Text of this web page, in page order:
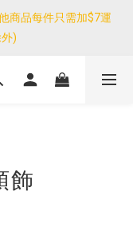
商品每件只需加$7運
)
商品每件只需加$7運
)
搜羅新產品，期間網
商品每件只需加$7運
)
飾